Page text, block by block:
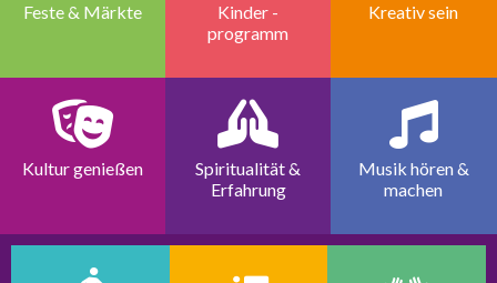
Feste & Märkte
Kinder -
programm
Kreativ sein
Kultur genießen
Spiritualität &
Erfahrung
Musik hören &
machen